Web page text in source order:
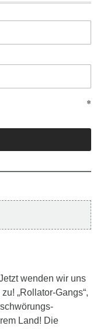
wenden wir uns
„Rollator-Gangs“,
Land! Die